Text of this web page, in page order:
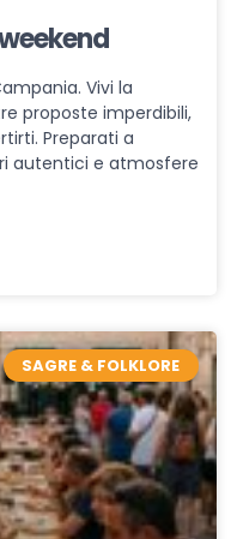
Vivi la
proposte imperdibili,
Preparati a
autentici e atmosfere
SAGRE & FOLKLORE